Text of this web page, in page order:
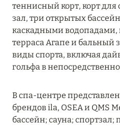
DUBAI AT JUMEIRAH
ЦЕНАМ
Подробнее
04 апреля 2025
ATLANTIS THE PALM:
НАПИТКОВ ДЛЯ HB И FB
Подробнее
теннисный корт, корт
зал, три открытых
каскадными водопадами,
терраса Агапе и бальный
виды спорта, включая
гольфа в
В спа-центре
брендов ila, OSEA и QMS
бассейн; сауна;